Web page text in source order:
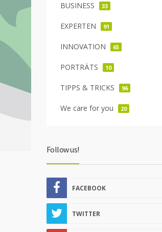
BUSINESS 33
EXPERTEN 91
INNOVATION 65
PORTRÄTS 10
TIPPS & TRICKS 96
We care for you 20
Follow us!
FACEBOOK
TWITTER